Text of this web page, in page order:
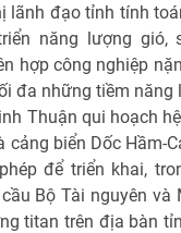
lãnh đạo tỉnh tính
năng lượng gió,
hợp công nghiệp
đa những tiềm năng
Thuận qui hoạch
biển Dốc Hầm-
để triển khai,
Bộ Tài nguyên và
titan trên địa bàn